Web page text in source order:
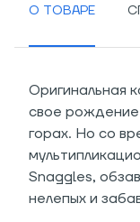
О ТОВАРЕ
Оригинальная
свое рождение
горах. Но со
Snaggles,
нелепых и